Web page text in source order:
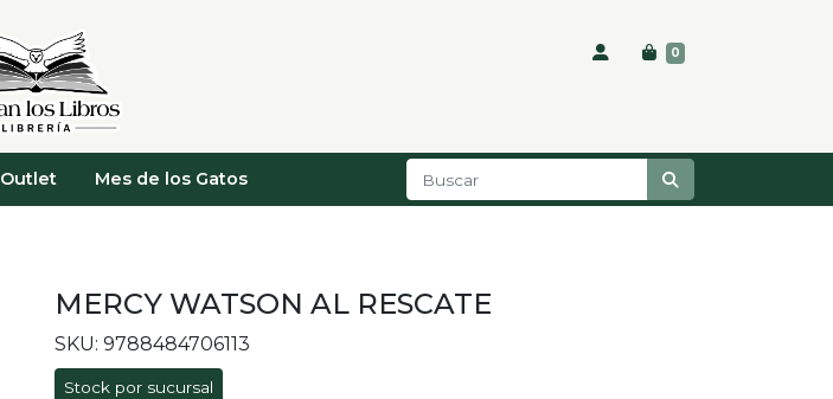
0
Outlet Mes de los Gatos
MERCY WATSON AL RESCATE
SKU: 9788484706113
Stock por sucursal